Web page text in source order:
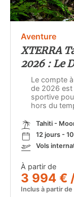
Aventure
XTERRA
2026 : Le
Le compte
de 2026 est
sportive
hors du
Tahiti -
12 jours -
Vols
À partir de
3 994 €
Inclus à partir de